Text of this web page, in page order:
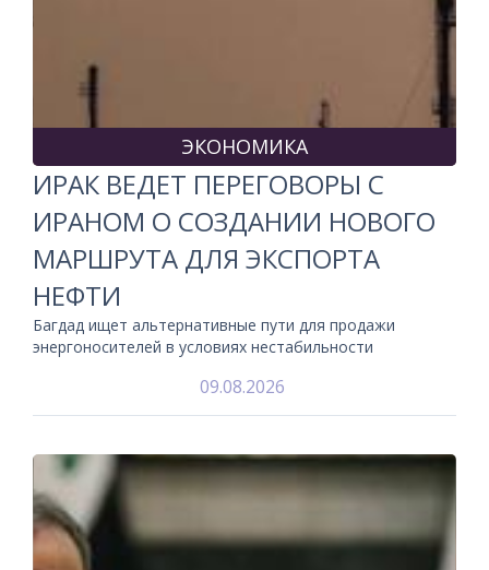
ЭКОНОМИКА
ИРАК ВЕДЕТ ПЕРЕГОВОРЫ С
ИРАНОМ О СОЗДАНИИ НОВОГО
МАРШРУТА ДЛЯ ЭКСПОРТА
НЕФТИ
Багдад ищет альтернативные пути для продажи
энергоносителей в условиях нестабильности
09.08.2026